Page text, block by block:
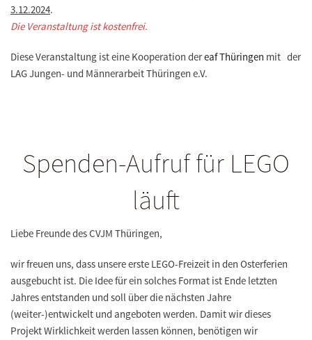
3.12.2024.
Die Veranstaltung ist kostenfrei.
Diese Veranstaltung ist eine Kooperation dereaf Thüringen mit der
LAG Jungen- und Männerarbeit Thüringen e.V.
Spenden-Aufruf für LEGO
läuft
Liebe Freunde des CVJM Thüringen,
wir freuen uns, dass unsere erste LEGO-Freizeit in den Osterferien
ausgebucht ist. Die Idee für ein solches Format ist Ende letzten
Jahres entstanden und soll über die nächsten Jahre
(weiter-)entwickelt und angeboten werden. Damit wir dieses
Projekt Wirklichkeit werden lassen können, benötigen wir